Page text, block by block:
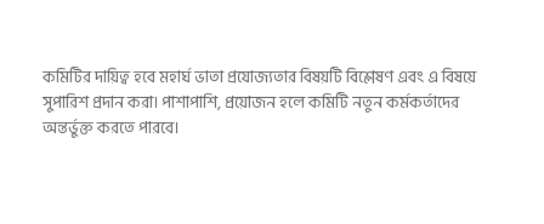
কমিটির দায়িত্ব হবে মহার্ঘ ভাতা প্রযোজ্যতার বিষয়টি বিশ্লেষণ এবং এ বিষয়ে
সুপারিশ প্রদান করা। পাশাপাশি, প্রয়োজন হলে কমিটি নতুন কর্মকর্তাদের
অন্তর্ভুক্ত করতে পারবে।